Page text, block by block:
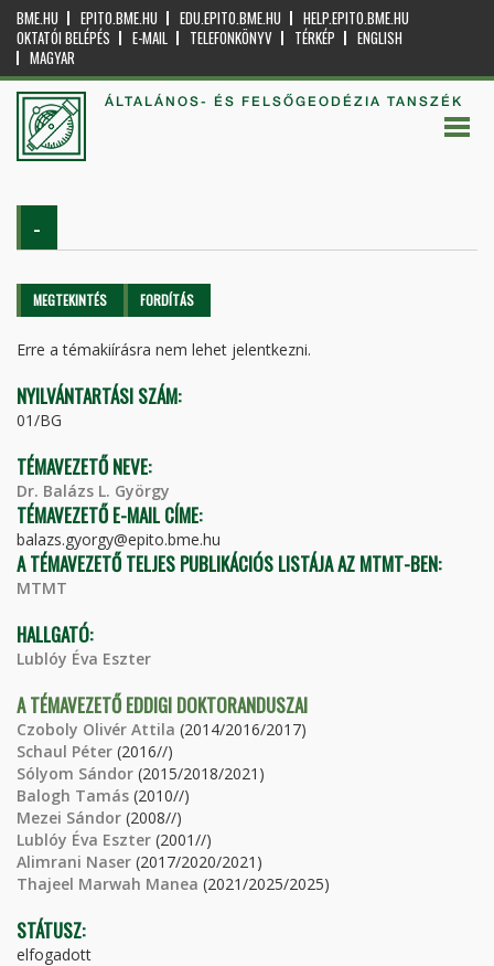
BME.HU EPITO.BME.HU EDU.EPITO.BME.HU
HELP.EPITO.BME.HU
OKTATÓI BELÉPÉS
E-MAIL TELEFONKÖNYV TÉRKÉP
ENGLISH
MAGYAR
ÁLTALÁNOS- ÉS FELSŐGEODÉZIA TANSZÉK
-
Elsődleges fülek
MEGTEKINTÉS (AKTÍVFORDÍTÁS
Erre a témakiírásra nem lehet jelentkezni.
NYILVÁNTARTÁSI SZÁM:
01/BG
TÉMAVEZETŐ NEVE:
Dr. Balázs L. György
TÉMAVEZETŐ E-MAIL CÍME:
balazs.gyorgy@epito.bme.hu
A TÉMAVEZETŐ TELJES PUBLIKÁCIÓS LISTÁJA AZ MTMT-BEN:
MTMT
HALLGATÓ:
Lublóy Éva Eszter
A TÉMAVEZETŐ EDDIGI DOKTORANDUSZAI
Czoboly Olivér Attila (2014/2016/2017)
Schaul Péter (2016//)
Sólyom Sándor (2015/2018/2021)
Balogh Tamás (2010//)
Mezei Sándor (2008//)
Lublóy Éva Eszter (2001//)
Alimrani Naser (2017/2020/2021)
Thajeel Marwah Manea (2021/2025/2025)
STÁTUSZ:
elfogadott